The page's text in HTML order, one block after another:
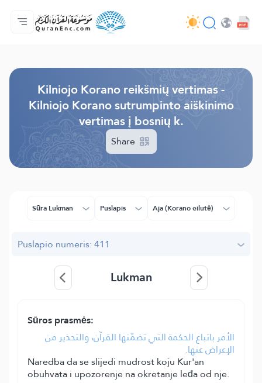
Pagrindinis
Vertimų turinys
Audio
Programuotojų paslaugos - API
Apie projektą
Susisiekite su mumis
Kalba
Kilniojo Korano reikšmių vertimas -
Kilniojo Korano sutrumpinto aiškinimo
vertimas į bosnių k.
Share
Sūra Lukman Puslapis Aja (Korano eilutė)
Puslapio numeris: 411
Lukman
Sūros prasmės:
الأمر باتباع الحكمة التي تضمّنها القرآن، والتحذير من
الإعراض عنها.
Naredba da se slijedi mudrost koju Kur'an
obuhvata i upozorenje na okretanje leđa od nje.